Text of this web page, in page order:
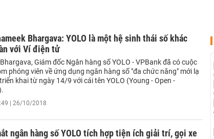
Bhargava: YOLO là một hệ sinh thái số khác
với Ví điện tử
Giám đốc Ngân hàng số YOLO - VPBank đã có cuộc
phóng viên về ứng dụng ngân hàng số "đa chức năng" mới lạ
khai từ ngày 14/9 với cái tên YOLO (Young - Open -
| 26/10/2018
ngân hàng số YOLO tích hợp tiện ích giải trí, gọi xe